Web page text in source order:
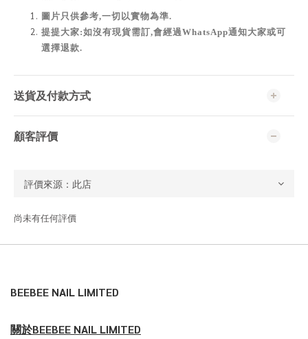
圖片只供參考,一切以實物為準.
提提大家:如沒有現貨需訂,會經過WhatsApp通知大家或可
選擇退款.
送貨及付款方式
顧客評價
尚未有任何評價
BEEBEE NAIL LIMITED
關於BEEBEE NAIL LIMITED